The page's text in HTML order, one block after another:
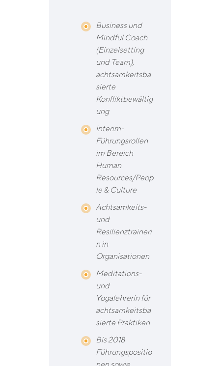
Business und
Mindful Coach
(Einzelsetting
und Team),
achtsamkeitsba
sierte
Konfliktbewältig
ung
Interim-
Führungsrollen
im Bereich
Human
Resources/Peop
le & Culture
Achtsamkeits-
und
Resilienztraineri
n in
Organisationen
Meditations-
und
Yogalehrerin für
achtsamkeitsba
sierte Praktiken
Bis 2018
Führungspositio